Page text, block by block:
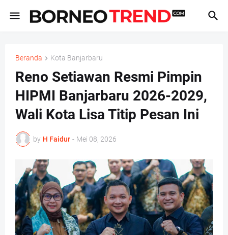
Beranda Kota Banjarbaru
Reno Setiawan Resmi Pimpin
HIPMI Banjarbaru 2026-2029,
Wali Kota Lisa Titip Pesan Ini
by H Faidur - Mei 08, 2026